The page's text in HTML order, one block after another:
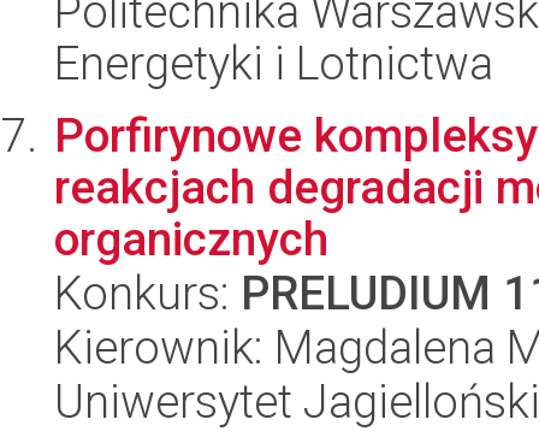
Politechnika
Energetyki i Lotnictwa
Porfirynowe
reakcjach degradacji
organicznych
Konkurs: PRELUDIUM
Kierownik: Magdalena
Uniwersytet